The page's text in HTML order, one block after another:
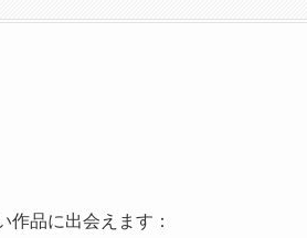
品に出会えます：